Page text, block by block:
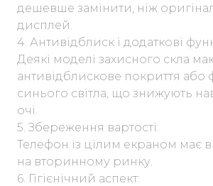
дешевше замінити, ніж
дисплей.
4. Антивідблиск і додаткові
Деякі моделі захисного скла
антивідблискове покриття або
синього світла, що знижують
очі.
5. Збереження вартості:
Телефон із цілим екраном має
на вторинному ринку.
6. Гігієнічний аспект: